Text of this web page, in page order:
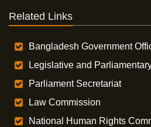
Related Links
Bangladesh Government
Legislative and
Parliament Secretariat
Law Commission
National Human Rights